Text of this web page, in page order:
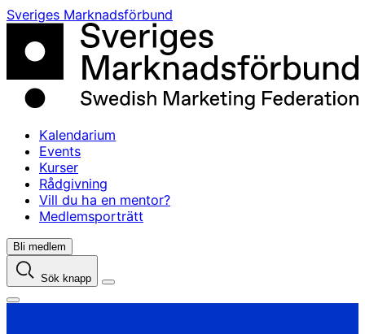
Skip
content
Sveriges Marknadsförbund
Kalendarium
Events
Kurser
Rådgivning
Vill du ha en mentor?
Medlemsporträtt
Bli medlem
Sök knapp